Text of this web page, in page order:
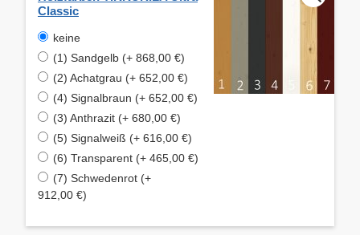
Classic
keine
(1) Sandgelb (+ 868,00 €)
(2) Achatgrau (+ 652,00 €)
(4) Signalbraun (+ 652,00 €)
(3) Anthrazit (+ 680,00 €)
(5) Signalweiß (+ 616,00 €)
(6) Transparent (+ 465,00 €)
(7) Schwedenrot (+
912,00 €)